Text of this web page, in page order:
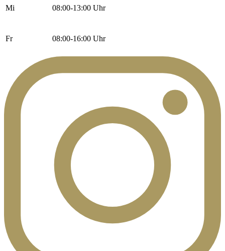
Mi 08:00-13:00 Uhr
Fr 08:00-16:00 Uhr